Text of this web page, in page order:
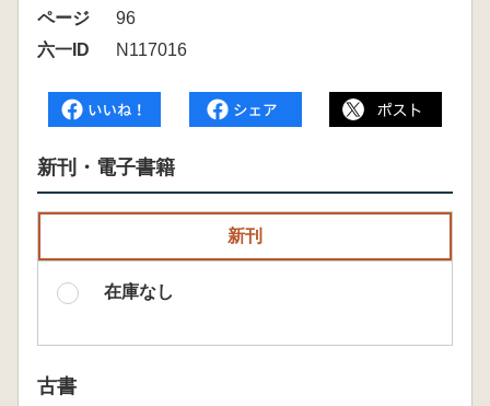
ページ
96
六一ID
N117016
新刊・電子書籍
新刊
在庫なし
古書